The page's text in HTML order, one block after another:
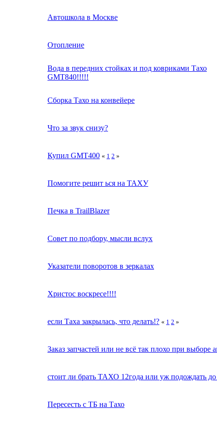
Автошкола в Москве
Отопление
Вода в передних стойках и под ковриками Тахо
GMT840!!!!!
Сборка Тахо на конвейере
Что за звук снизу?
Купил GMT400 « 1 2 »
Помогите решит ься на ТАХУ
Печка в TrailBlazer
Совет по подбору, мысли вслух
Указатели поворотов в зеркалах
Христос воскресе!!!!
если Таха закрылась, что делать!? « 1 2 »
Заказ запчастей или не всё так плохо при выборе
стоит ли брать ТАХО 12года или уж подождать до
Пересесть с ТБ на Тахо